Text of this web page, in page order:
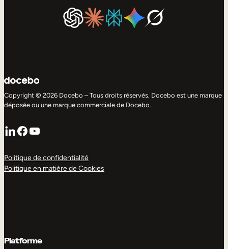
Copyright © 2026 Docebo – Tous droits réservés. Docebo est une marque
déposée ou une marque commerciale de Docebo.
LinkedIn
Facebook
YouTube
Politique de confidentialité
Politique en matière de Cookies
Platforme